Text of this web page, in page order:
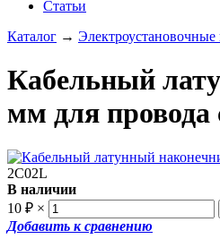
Статьи
Каталог → Электроустановочные
Кабельный
мм для провода
2C02L
В наличии
10 ₽ ×
Добавить к сравнению